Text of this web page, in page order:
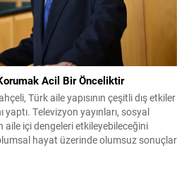
Acil Bir Önceliktir
Türk aile yapısının çeşitli dış etkiler
yaptı. Televizyon yayınları, sosyal
aile içi dengeleri etkileyebileceğini
hayat üzerinde olumsuz sonuçlar
ailenin bir milletin varlığını
vurguladı. Ailenin...